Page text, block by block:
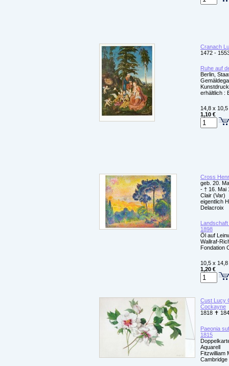
Cranach
1472 -
Ruhe auf
Berlin,
erhältlich :
14,8 x 10,5
1,10 €
Cross
geb. 20.
- † 16. Mai
Clair (Var)
eigentlich
Delacroix
1898
Öl auf
Wallraf-
Fondation
10,5 x 14,8
1,20 €
Cust Lucy
Cockayne
1818 ✝
Paeonia
1815
Aquarell
Fitzwilliam
Cambridge